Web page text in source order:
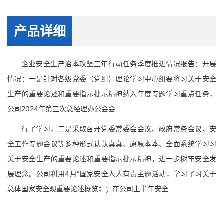
产品详细
企业安全生产治本攻坚三年行动任务季度推进情况报告：开展
情况：一是针对各级党委（党组）理论学习中心组要将习关于安全
生产的重要论述和重要指示批示精神纳入年度专题学习重点任务，
公司2024年第三次总经理办公会会
行了学习，二是采取召开党委常委会会议、政府常务会议、安
全工作专题会议等多种形式认认真真、原原本本、全面系统学习习
关于安全生产的重要论述和重要指示批示精神，进一步树牢安全发
展理念。公司利用4月“国家安全人人有责主题活动，学习了习关于
总体国家安全观重要论述概览》；在公司上半年安全